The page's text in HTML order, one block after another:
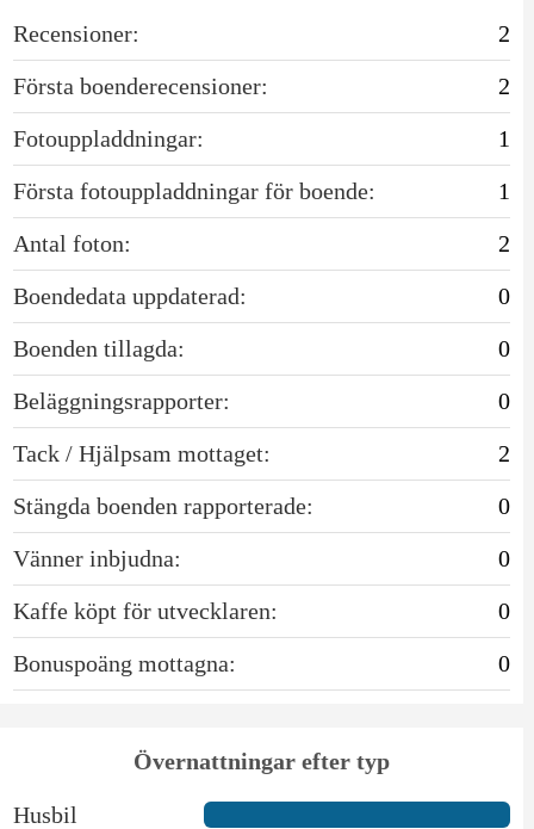
Recensioner:
2
Första boenderecensioner:
2
Fotouppladdningar:
1
Första fotouppladdningar för boende:
1
Antal foton:
2
Boendedata uppdaterad:
0
Boenden tillagda:
0
Beläggningsrapporter:
0
Tack / Hjälpsam mottaget:
2
Stängda boenden rapporterade:
0
Vänner inbjudna:
0
Kaffe köpt för utvecklaren:
0
Bonuspoäng mottagna:
0
Övernattningar efter typ
Husbil